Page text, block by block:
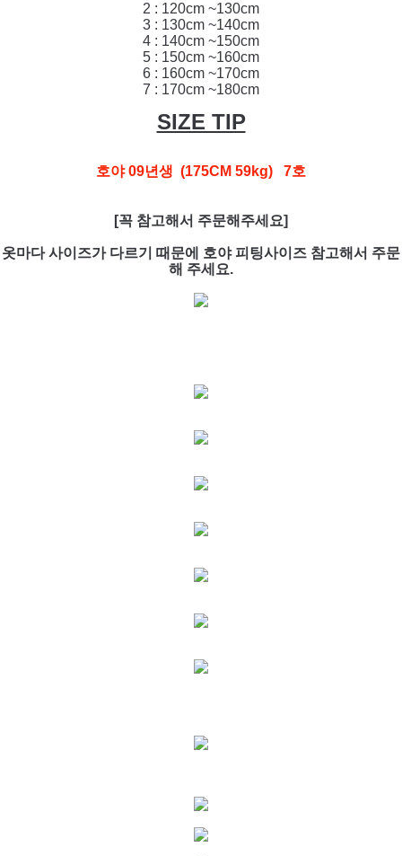
2 : 120cm ~130cm
3 : 130cm ~140cm
4 : 140cm ~150cm
5 : 150cm ~160cm
6 : 160cm ~170cm
7 : 170cm ~180cm
SIZE TIP
호야 09년생 (175CM 59kg) 7호
[꼭 참고해서 주문해주세요]
옷마다 사이즈가 다르기 때문에 호야 피팅사이즈 참고해서 주문
해 주세요.